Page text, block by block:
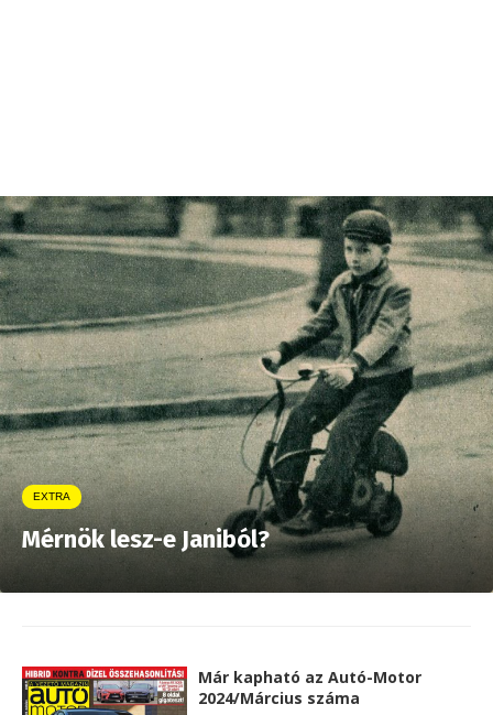
EXTRA
Mérnök lesz-e Janiból?
Már kapható az Autó-Motor
2024/Március száma